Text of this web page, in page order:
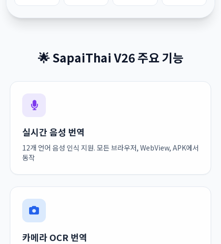
약국/병원
🌟 SapaiThai V26 주요 기능
실시간 음성 번역
12개 언어 음성 인식 지원. 모든 브라우저, WebView, APK에서
동작
카메라 OCR 번역